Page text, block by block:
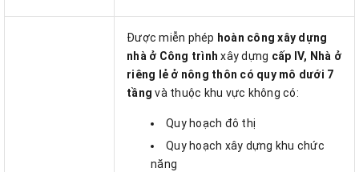
Được miễn phép hoàn công xây dựng
nhà ở Công trình xây dựng cấp IV, Nhà ở
riêng lẻ ở nông thôn có quy mô dưới 7
tầng và thuộc khu vực không có:
Quy hoạch đô thị
Quy hoạch xây dựng khu chức
năng